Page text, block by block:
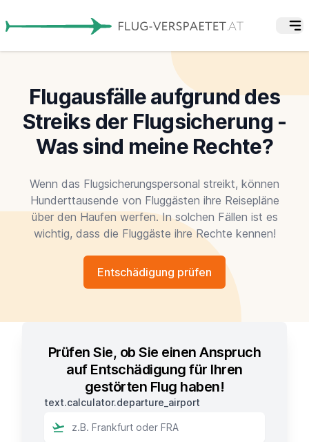
Flugausfälle aufgrund des
Streiks der Flugsicherung -
Was sind meine Rechte?
Wenn das Flugsicherungspersonal streikt, können
Hunderttausende von Fluggästen ihre Reisepläne
über den Haufen werfen. In solchen Fällen ist es
wichtig, dass die Fluggäste ihre Rechte kennen!
Entschädigung prüfen
Prüfen Sie, ob Sie einen Anspruch
auf Entschädigung für Ihren
gestörten Flug haben!
text.calculator.departure_airport